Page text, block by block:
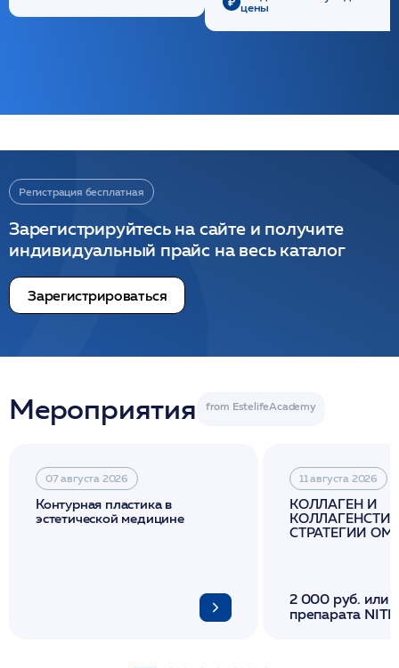
цены
Регистрация бесплатная
Зарегистрируйтесь на сайте и получите
индивидуальный прайс на весь каталог
Зарегистрироваться
Мероприятия
07 августа 2026
Контурная пластика в
эстетической медицине
11 августа 2026
КОЛЛАГЕН И
СТРАТЕГИИ
2 000 руб. или
препарата